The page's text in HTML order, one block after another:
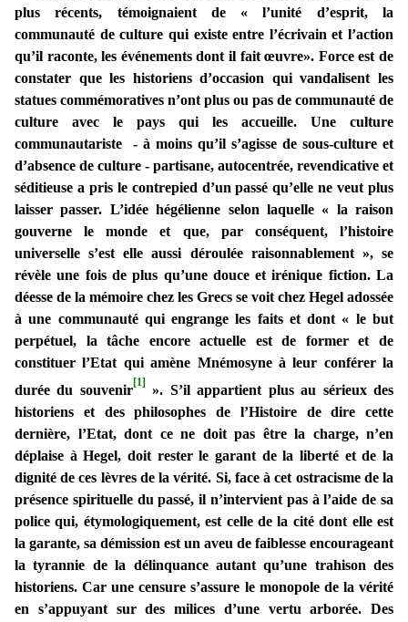
plus récents, témoignaient de « l’unité d’esprit, la
communauté de culture qui existe entre l’écrivain et l’action
qu’il raconte, les événements dont il fait œuvre». Force est de
constater que les historiens d’occasion qui vandalisent les
statues commémoratives n’ont plus ou pas de communauté de
culture avec le pays qui les accueille. Une culture
communautariste - à moins qu’il s’agisse de sous-culture et
d’absence de culture - partisane, autocentrée, revendicative et
séditieuse a pris le contrepied d’un passé qu’elle ne veut plus
laisser passer. L’idée hégélienne selon laquelle « la raison
gouverne le monde et que, par conséquent, l’histoire
universelle s’est elle aussi déroulée raisonnablement », se
révèle une fois de plus qu’une douce et irénique fiction. La
déesse de la mémoire chez les Grecs se voit chez Hegel adossée
à une communauté qui engrange les faits et dont « le but
perpétuel, la tâche encore actuelle est de former et de
constituer l’Etat qui amène Mnémosyne à leur conférer la
durée du souvenir[1]». S’il appartient plus au sérieux des
historiens et des philosophes de l’Histoire de dire cette
dernière, l’Etat, dont ce ne doit pas être la charge, n’en
déplaise à Hegel, doit rester le garant de la liberté et de la
dignité de ces lèvres de la vérité. Si, face à cet ostracisme de la
présence spirituelle du passé, il n’intervient pas à l’aide de sa
police qui, étymologiquement, est celle de la cité dont elle est
la garante, sa démission est un aveu de faiblesse encourageant
la tyrannie de la délinquance autant qu’une trahison des
historiens. Car une censure s’assure le monopole de la vérité
en s’appuyant sur des milices d’une vertu arborée. Des